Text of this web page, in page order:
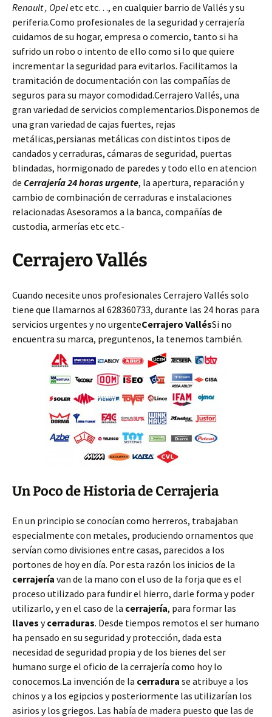
Renault , Opeletc etc…, en cualquier barrio de Vallés y su
periferia.Como profesionales de la seguridad y cerrajería
cuidamos de su hogar, empresa o comercio, tanto si ha
sufrido un robo o intento de ello como si lo que quiere
incrementar la seguridad para evitarlos. Facilitamos la
tramitación de documentación con las compañías de
seguros para su mayor comodidad.Cerrajero Vallés, una
gran variedad de servicios complementarios.Disponemos de
una gran variedad de cajas fuertes, rejas
metálicas,persianas metálicas con distintos tipos de
candados y cerraduras, cámaras de seguridad, puertas
blindadas, hormigonado de paredes y todo ello en atencion
de Cerrajería 24 horas urgente, la apertura, reparación y
cambio de combinación de cerraduras e instalaciones
relacionadas Asesoramos a la banca, compañías de
custodia, armerías etc etc.-
Cerrajero Vallés
Cuando necesite unos profesionales Cerrajero Vallés solo
tiene que llamarnos al 628360733, durante las 24 horas para
servicios urgentes y no urgenteCerrajero VallésSi no
encuentra su marca, preguntenos, la tenemos también.
Un Poco de Historia de Cerrajeria
En un principio se conocían como herreros, trabajaban
especialmente con metales, produciendo ornamentos que
servían como divisiones entre casas, parecidos a los
portones de hoy en día. Por esta razón los inicios de la
cerrajería van de la mano con el uso de la forja que es el
proceso utilizado para fundir el hierro, darle forma y poder
utilizarlo, y en el caso de la cerrajería, para formar las
llaves ycerraduras. Desde tiempos remotos el ser humano
ha pensado en su seguridad y protección, dada esta
necesidad de seguridad propia y de los bienes del ser
humano surge el oficio de la cerrajería como hoy lo
conocemos.La invención de la cerradura se atribuye a los
chinos y a los egipcios y posteriormente las utilizarían los
asirios y los griegos. Las había de madera puesto que las de